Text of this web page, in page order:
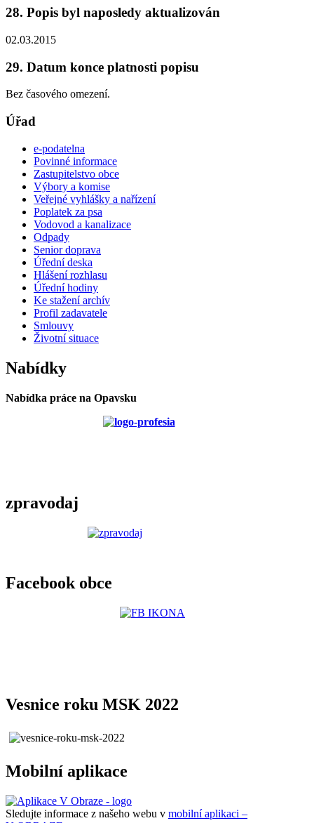
28. Popis byl naposledy aktualizován
02.03.2015
29. Datum konce platnosti popisu
Bez časového omezení.
Úřad
e-podatelna
Povinné informace
Zastupitelstvo obce
Výbory a komise
Veřejné vyhlášky a nařízení
Poplatek za psa
Vodovod a kanalizace
Odpady
Senior doprava
Úřední deska
Hlášení rozhlasu
Úřední hodiny
Ke stažení archív
Profil zadavatele
Smlouvy
Životní situace
Nabídky
Nabídka práce na Opavsku
zpravodaj
Facebook obce
Vesnice roku MSK 2022
Mobilní aplikace
Sledujte informace z našeho webu v mobilní aplikaci –